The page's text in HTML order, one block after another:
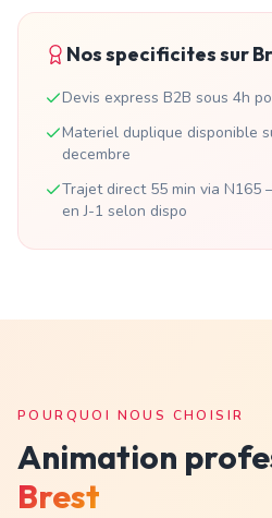
Nos specificites sur
Devis express B2B sous 4h
Materiel duplique disponible
decembre
Trajet direct 55 min via
en J-1 selon dispo
POURQUOI NOUS CHOISIR
Animation
Brest